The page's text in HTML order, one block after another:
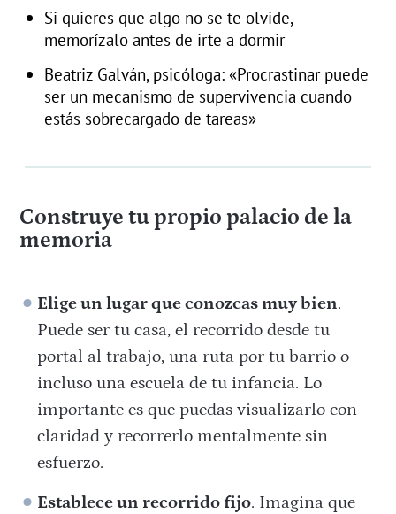
Si quieres que algo no se te olvide,
memorízalo antes de irte a dormir
Beatriz Galván, psicóloga: «Procrastinar puede
ser un mecanismo de supervivencia cuando
estás sobrecargado de tareas»
Construye tu propio palacio de la
memoria
Elige un lugar que conozcas muy bien.
Puede ser tu casa, el recorrido desde tu
portal al trabajo, una ruta por tu barrio o
incluso una escuela de tu infancia. Lo
importante es que puedas visualizarlo con
claridad y recorrerlo mentalmente sin
esfuerzo.
Establece un recorrido fijo. Imagina que